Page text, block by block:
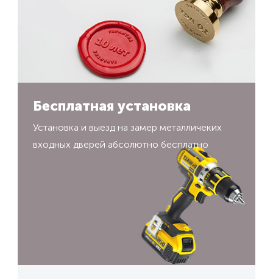
Бесплатная установка
Установка и выезд на замер металличеких
входных дверей абсолютно бесплатно